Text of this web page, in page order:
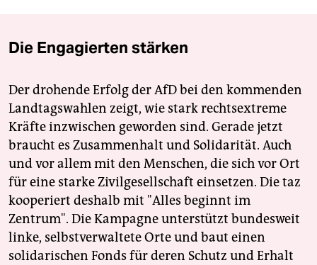
Die Engagierten stärken
Der drohende Erfolg der AfD bei den kommenden
Landtagswahlen zeigt, wie stark rechtsextreme
Kräfte inzwischen geworden sind. Gerade jetzt
braucht es Zusammenhalt und Solidarität. Auch
und vor allem mit den Menschen, die sich vor Ort
für eine starke Zivilgesellschaft einsetzen. Die taz
kooperiert deshalb mit "Alles beginnt im
Zentrum". Die Kampagne unterstützt bundesweit
linke, selbstverwaltete Orte und baut einen
solidarischen Fonds für deren Schutz und Erhalt